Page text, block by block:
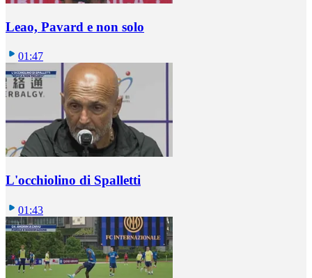
Leao, Pavard e non solo
01:47
L'occhiolino di Spalletti
01:43